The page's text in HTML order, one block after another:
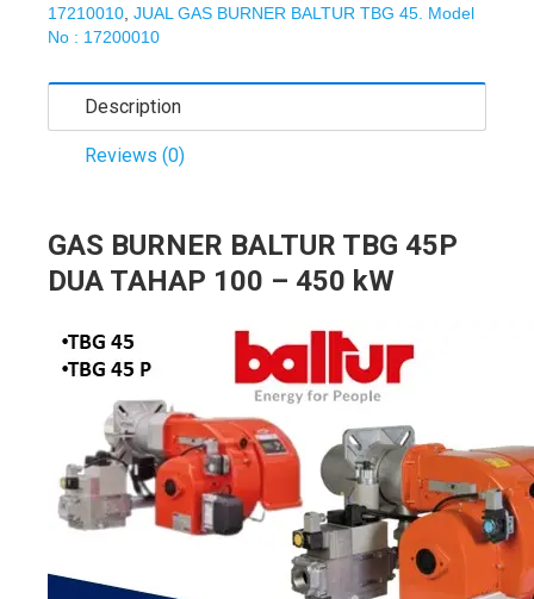
17210010 JUAL GAS BURNER BALTUR TBG 45. Model
No : 17200010
Description
Reviews (0)
GAS BURNER BALTUR TBG 45P
DUA TAHAP 100 – 450 kW